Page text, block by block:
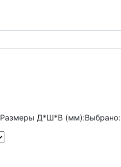
Размеры Д*Ш*В (мм):Выбрано: